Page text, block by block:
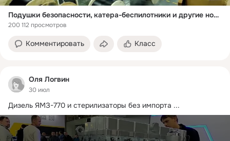
Подушки безопасности, катера-беспилотники и другие новости импортозамещения
200 112 просмотров
Комментировать Класс
Оля Логвин
30 июл
Дизель ЯМЗ-770 и стерилизаторы без импорта ...